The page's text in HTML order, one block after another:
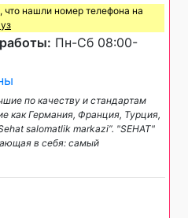
что нашли номер телефона на
Пн-Сб 08:00-
по качеству и стандартам
как Германия, Франция, Турция,
salomatlik markazi”. "SEHAT"
в себя: самый